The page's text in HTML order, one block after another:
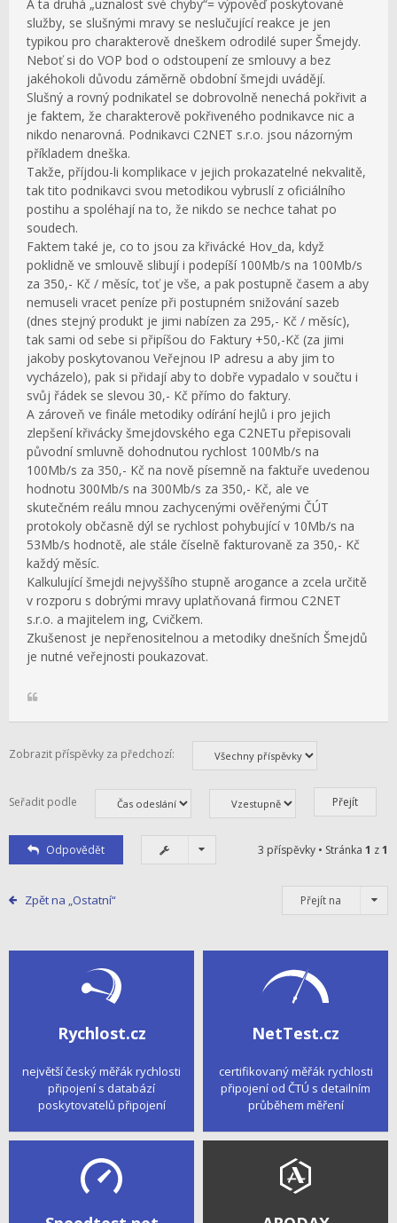
A ta druhá „uznalost své chyby“= výpověď poskytované
služby, se slušnými mravy se neslučující reakce je jen
typikou pro charakterově dneškem odrodilé super Šmejdy.
Neboť si do VOP bod o odstoupení ze smlouvy a bez
jakéhokoli důvodu záměrně obdobní šmejdi uvádějí.
Slušný a rovný podnikatel se dobrovolně nenechá pokřivit a
je faktem, že charakterově pokřiveného podnikavce nic a
nikdo nenarovná. Podnikavci C2NET s.r.o. jsou názorným
příkladem dneška.
Takže, příjdou-li komplikace v jejich prokazatelné nekvalitě,
tak tito podnikavci svou metodikou vybruslí z oficiálního
postihu a spoléhají na to, že nikdo se nechce tahat po
soudech.
Faktem také je, co to jsou za křivácké Hov_da, když
poklidně ve smlouvě slibují i podepíší 100Mb/s na 100Mb/s
za 350,- Kč / měsíc, toť je vše, a pak postupně časem a aby
nemuseli vracet peníze při postupném snižování sazeb
(dnes stejný produkt je jimi nabízen za 295,- Kč / měsíc),
tak sami od sebe si připíšou do Faktury +50,-Kč (za jimi
jakoby poskytovanou Veřejnou IP adresu a aby jim to
vycházelo), pak si přidají aby to dobře vypadalo v součtu i
svůj řádek se slevou 30,- Kč přímo do faktury.
A zároveň ve finále metodiky odírání hejlů i pro jejich
zlepšení křivácky šmejdovského ega C2NETu přepisovali
původní smluvně dohodnutou rychlost 100Mb/s na
100Mb/s za 350,- Kč na nově písemně na faktuře uvedenou
hodnotu 300Mb/s na 300Mb/s za 350,- Kč, ale ve
skutečném reálu mnou zachycenými ověřenými ČÚT
protokoly občasně dýl se rychlost pohybující v 10Mb/s na
53Mb/s hodnotě, ale stále číselně fakturovaně za 350,- Kč
každý měsíc.
Kalkulující šmejdi nejvyššího stupně arogance a zcela určitě
v rozporu s dobrými mravy uplatňovaná firmou C2NET
s.r.o. a majitelem ing, Cvičkem.
Zkušenost je nepřenositelnou a metodiky dnešních Šmejdů
je nutné veřejnosti poukazovat.
Zobrazit příspěvky za předchozí:
Seřadit podle
Odpovědět 3 příspěvky • Stránka 1 z1
Zpět na „Ostatní“ Přejít na
Rychlost.cz
největší český měřák rychlosti
připojení s databází
poskytovatelů připojení
NetTest.cz
certifikovaný měřák rychlosti
připojení od ČTÚ s detailním
průběhem měření